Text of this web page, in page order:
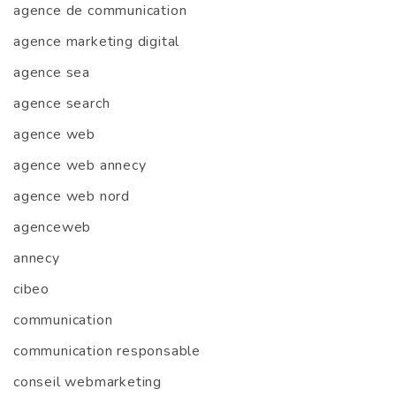
agence de communication
agence marketing digital
agence sea
agence search
agence web
agence web annecy
agence web nord
agenceweb
annecy
cibeo
communication
communication responsable
conseil webmarketing